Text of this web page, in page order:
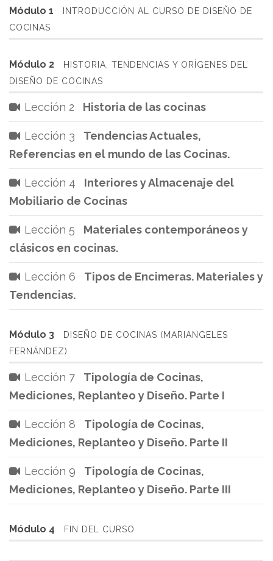
Módulo 1
INTRODUCCIÓN AL CURSO DE DISEÑO DE
COCINAS
Módulo 2
HISTORIA, TENDENCIAS Y ORÍGENES DEL
DISEÑO DE COCINAS
Lección 2 Historia de las cocinas
Lección 3
Tendencias Actuales,
Referencias en el mundo de las Cocinas.
Lección 4
Interiores y Almacenaje del
Mobiliario de Cocinas
Lección 5
Materiales contemporáneos y
clásicos en cocinas.
Lección 6
Tipos de Encimeras. Materiales y
Tendencias.
Módulo 3
DISEÑO DE COCINAS (MARIANGELES
FERNÁNDEZ)
Lección 7
Tipología de Cocinas,
Mediciones, Replanteo y Diseño. Parte I
Lección 8
Tipología de Cocinas,
Mediciones, Replanteo y Diseño. Parte II
Lección 9
Tipología de Cocinas,
Mediciones, Replanteo y Diseño. Parte III
Módulo 4 FIN DEL CURSO